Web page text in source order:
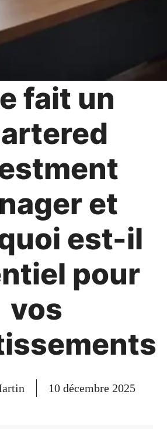
fait un
et
est-il
pour
vos
10 décembre 2025